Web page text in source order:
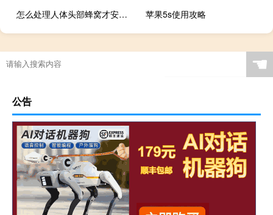
怎么处理人体头部蜂窝才安全？
苹果5s使用攻略
☚
公告